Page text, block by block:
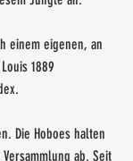
einem eigenen, an
1889
Die Hoboes halten
ab. Seit